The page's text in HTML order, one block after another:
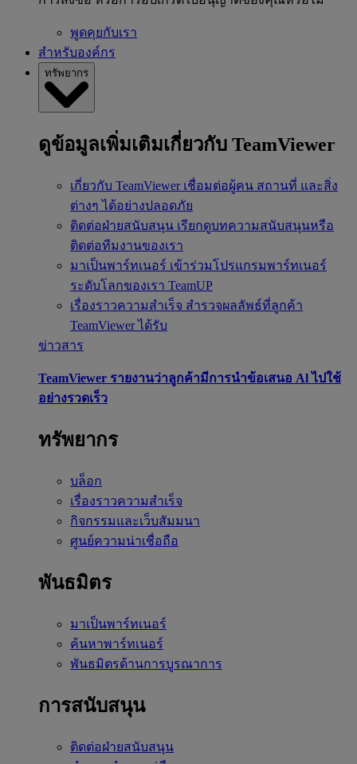
พูดคุยกับเรา
สำหรับองค์กร
ทรัพยากร
ดูข้อมูลเพิ่มเติมเกี่ยวกับ TeamViewer
เกี่ยวกับ TeamViewer เชื่อมต่อผู้คน สถานที่ และสิ่ง
ต่างๆ ได้อย่างปลอดภัย
ติดต่อฝ่ายสนับสนุน เรียกดูบทความสนับสนุนหรือ
ติดต่อทีมงานของเรา
มาเป็นพาร์ทเนอร์ เข้าร่วมโปรแกรมพาร์ทเนอร์
ระดับโลกของเรา TeamUP
เรื่องราวความสำเร็จ สำรวจผลลัพธ์ที่ลูกค้า
TeamViewer ได้รับ
ข่าวสาร
TeamViewer รายงานว่าลูกค้ามีการนำข้อเสนอ Al ไปใช้
อย่างรวดเร็ว
ทรัพยากร
บล็อก
เรื่องราวความสำเร็จ
กิจกรรมและเว็บสัมมนา
ศูนย์ความน่าเชื่อถือ
พันธมิตร
มาเป็นพาร์ทเนอร์
ค้นหาพาร์ทเนอร์
พันธมิตรด้านการบูรณาการ
การสนับสนุน
ติดต่อฝ่ายสนับสนุน